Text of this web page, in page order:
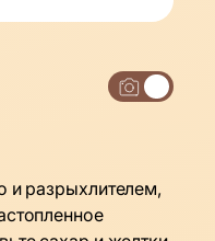
и разрыхлителем,